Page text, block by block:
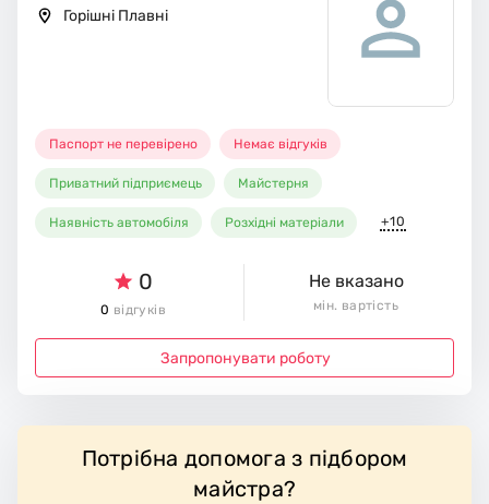
Горішні Плавні
Паспорт не перевірено Немає відгуків
Приватний підприємець Майстерня
Наявність автомобіля Розхідні матеріали +10
0
0 відгуків
Не вказано
мін. вартість
Запропонувати роботу
Потрібна допомога з підбором
майстра?